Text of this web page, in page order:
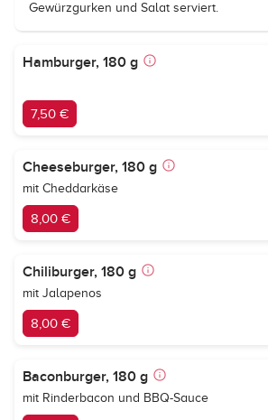
Gewürzgurken und Salat serviert.
Hamburger, 180 g
7,50 €
Cheeseburger, 180 g
mit Cheddarkäse
8,00 €
Chiliburger, 180 g
mit Jalapenos
8,00 €
Baconburger, 180 g
mit Rinderbacon und BBQ-Sauce